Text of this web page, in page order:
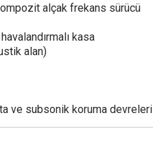
alçak frekans sürücü
kasa
alan)
ve subsonik koruma devreleri